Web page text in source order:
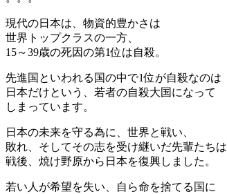
現代の日本は、物資的豊かさは
世界トップクラスの一方、
15～39歳の死因の第1位は自殺。
先進国といわれる国の中で1位が自殺なのは
日本だけという、若者の自殺大国になって
しまっています。
日本の未来を守る為に、世界と戦い、
敗れ、そしてその志を受け継いだ先輩たちは
戦後、焼け野原から日本を復興しました。
若い人が希望を失い、自ら命を捨てる国に